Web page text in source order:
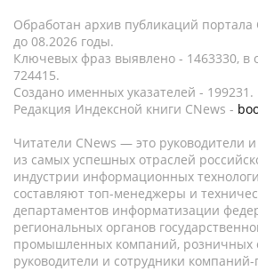
Обработан архив публикаций портала
до 08.2026 годы.
Ключевых фраз выявлено - 1463330, в
724415.
Создано именных указателей - 199231.
Редакция Индексной книги CNews -
Читатели CNews — это руководители
из самых успешных отраслей
индустрии информационных
составляют топ-менеджеры и
департаментов информатизации
региональных органов
промышленных компаний, розничных
руководители и сотрудники